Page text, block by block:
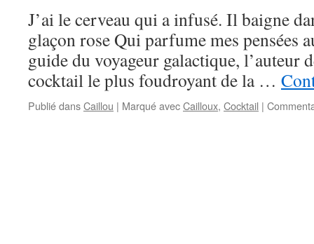
J’ai le cerveau qui a infusé. Il baigne
glaçon rose Qui parfume mes pensées
guide du voyageur galactique, l’auteur
cocktail le plus foudroyant de la …
Publié dansCaillou | Marqué avecCailloux, Cocktail |